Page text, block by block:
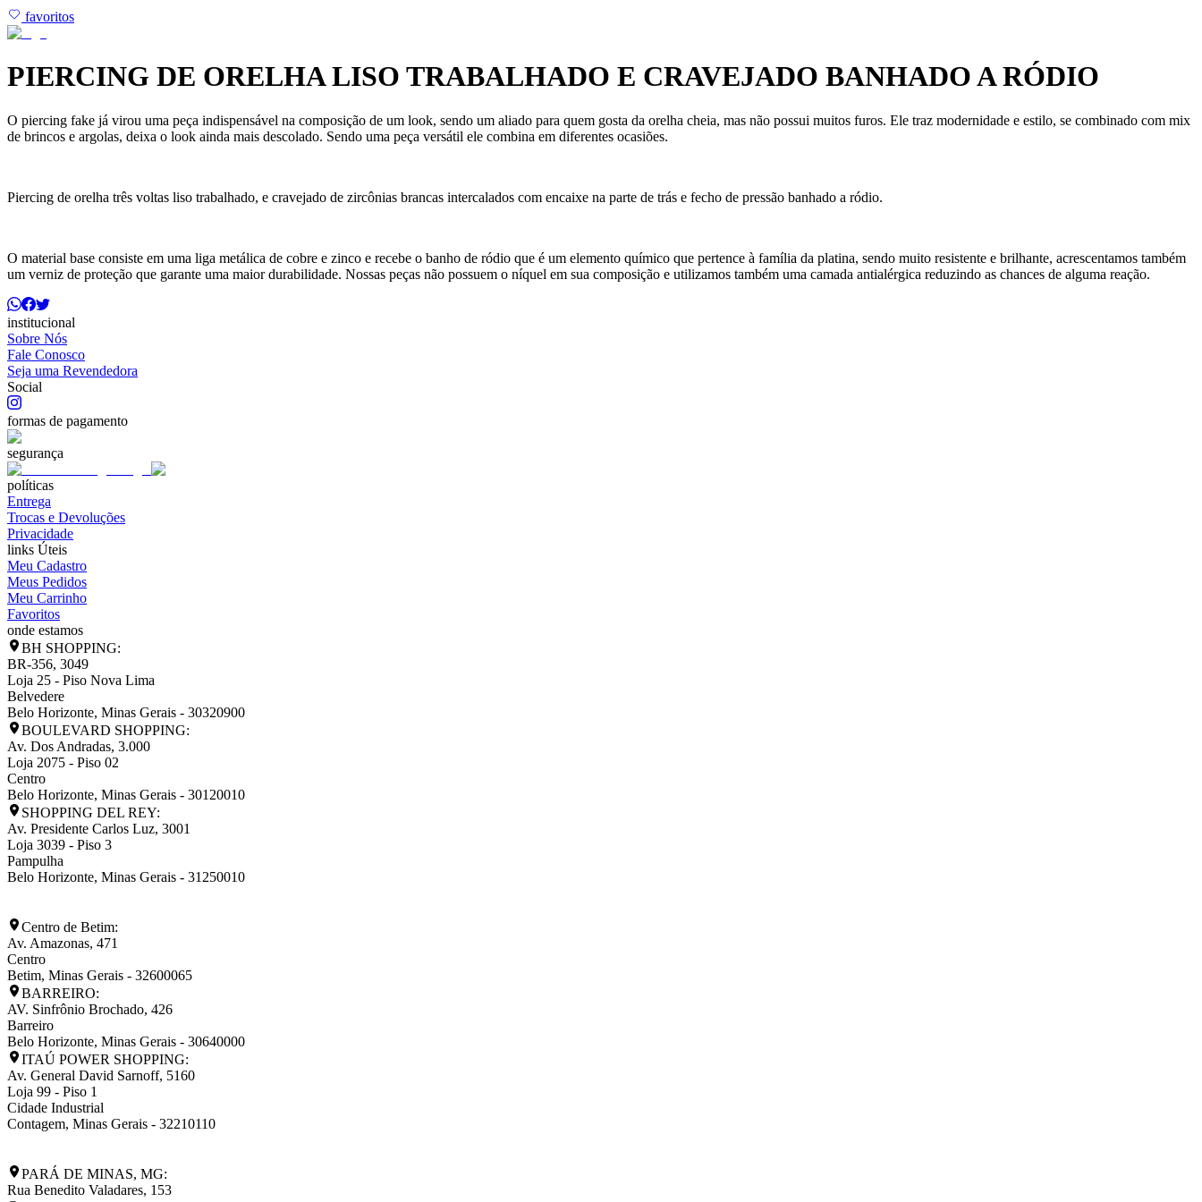
favoritos
PIERCING DE ORELHA LISO TRABALHADO E CRAVEJADO BANHADO A RÓDIO
O piercing fake já virou uma peça indispensável na composição de um look, sendo um aliado para quem gosta da orelha cheia, mas não possui muitos furos. Ele traz modernidade e estilo, se combinado com mix
de brincos e argolas, deixa o look ainda mais descolado. Sendo uma peça versátil ele combina em diferentes ocasiões.
Piercing de orelha três voltas liso trabalhado, e cravejado de zircônias brancas intercalados com encaixe na parte de trás e fecho de pressão banhado a ródio.
O material base consiste em uma liga metálica de cobre e zinco e recebe o banho de ródio que é um elemento químico que pertence à família da platina, sendo muito resistente e brilhante, acrescentamos também
um verniz de proteção que garante uma maior durabilidade. Nossas peças não possuem o níquel em sua composição e utilizamos também uma camada antialérgica reduzindo as chances de alguma reação.
institucional
Sobre Nós
Fale Conosco
Seja uma Revendedora
Social
formas de pagamento
segurança
políticas
Entrega
Trocas e Devoluções
Privacidade
links Úteis
Meu Cadastro
Meus Pedidos
Meu Carrinho
Favoritos
onde estamos
BH SHOPPING:
BR-356, 3049
Loja 25 - Piso Nova Lima
Belvedere
Belo Horizonte, Minas Gerais - 30320900
BOULEVARD SHOPPING:
Av. Dos Andradas, 3.000
Loja 2075 - Piso 02
Centro
Belo Horizonte, Minas Gerais - 30120010
SHOPPING DEL REY:
Av. Presidente Carlos Luz, 3001
Loja 3039 - Piso 3
Pampulha
Belo Horizonte, Minas Gerais - 31250010
Centro de Betim:
Av. Amazonas, 471
Centro
Betim, Minas Gerais - 32600065
BARREIRO:
AV. Sinfrônio Brochado, 426
Barreiro
Belo Horizonte, Minas Gerais - 30640000
ITAÚ POWER SHOPPING:
Av. General David Sarnoff, 5160
Loja 99 - Piso 1
Cidade Industrial
Contagem, Minas Gerais - 32210110
PARÁ DE MINAS, MG:
Rua Benedito Valadares, 153